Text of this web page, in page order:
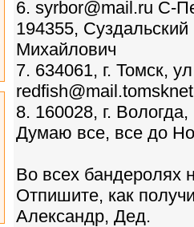
6. syrbor@mail.ru С-
194355,
Михайлович
7. 634061, г. Томск,
8. 160028, г.
Думаю все, все до
Во всех бандеролях
Отпишите, как
Александр, Дед.